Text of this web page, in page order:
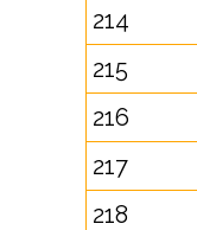
214
215
216
217
218